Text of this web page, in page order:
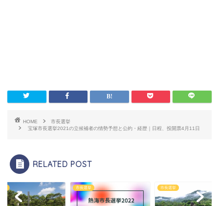
HOME
市長選挙
宝塚市長選挙2021の立候補者の情勢予想と公約・経歴｜日程、投開票4月11日
RELATED POST
市長選挙 市長選挙